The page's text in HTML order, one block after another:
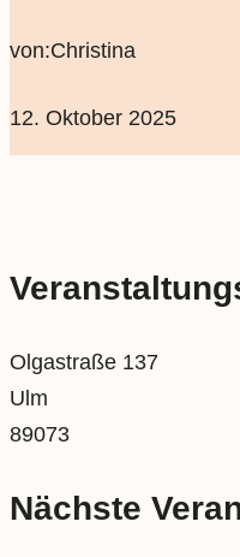
von:Christina
12. Oktober 2025
Olgastraße 137
Ulm
89073
Nächste